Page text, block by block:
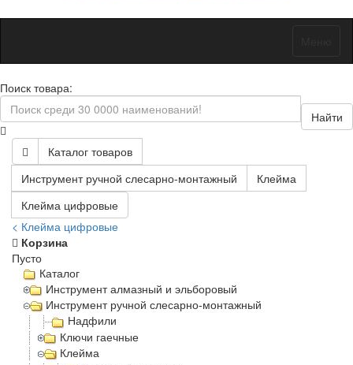
Поиск товара:
Найти
Каталог товаров
Инструмент ручной слесарно-монтажный
Клейма
Клейма цифровые
< Клейма цифровые
Корзина
Пусто
Каталог
Инструмент алмазный и эльборовый
Инструмент ручной слесарно-монтажный
Надфили
Ключи гаечные
Клейма